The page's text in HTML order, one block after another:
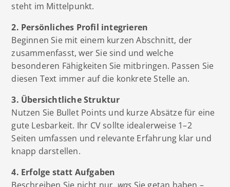
steht im Mittelpunkt.
2. Persönliches Profil integrieren
Beginnen Sie mit einem kurzen Abschnitt, der
zusammenfasst, wer Sie sind und welche
besonderen Fähigkeiten Sie mitbringen. Passen Sie
diesen Text immer auf die konkrete Stelle an.
3. Übersichtliche Struktur
Nutzen Sie Bullet Points und kurze Absätze für eine
gute Lesbarkeit. Ihr CV sollte idealerweise 1–2
Seiten umfassen und relevante Erfahrung klar und
knapp darstellen.
4. Erfolge statt Aufgaben